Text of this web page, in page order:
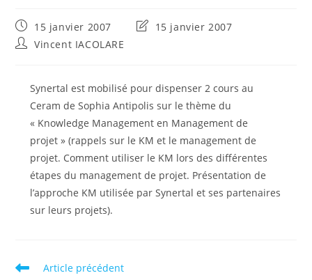
Publication
publiée :
15 janvier 2007
Dernière15 janvier 2007
Auteur/autrice
publication :
Vincent IACOLARE
Synertal est mobilisé pour dispenser 2 cours au
Ceram de Sophia Antipolis sur le thème du
« Knowledge Management en Management de
projet » (rappels sur le KM et le management de
projet. Comment utiliser le KM lors des différentes
étapes du management de projet. Présentation de
l’approche KM utilisée par Synertal et ses partenaires
sur leurs projets).
Read
Article précédent